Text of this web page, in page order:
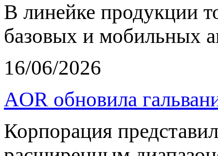
В линейке продукции
базовых и мобильных
16/06/2026
AOR обновила
Корпорация